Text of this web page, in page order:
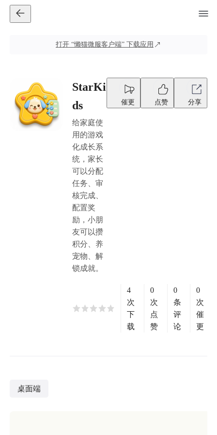
打开 “懒猫微服客户端” 下载应用
StarKi
ds
给家庭使
用的游戏
化成长系
统，家长
可以分配
任务、审
核完成、
配置奖
励，小朋
友可以攒
积分、养
宠物、解
锁成就。
催更 点赞 分享
4
次
下
载
0
次
点
赞
0
条
评
论
0
次
催
更
桌面端